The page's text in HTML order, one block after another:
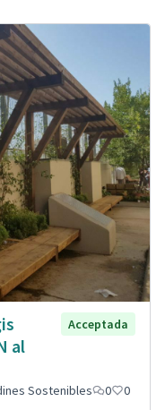
al
Acceptada
Sostenibles 0 0